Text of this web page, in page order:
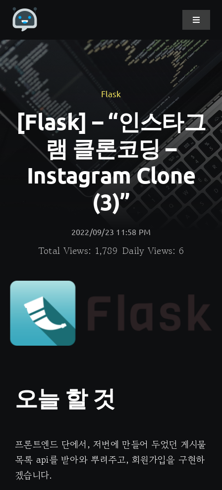
Skip
content
Toggle
Home
About Me
Projects
DevLog
Flask
[Flask] – “인스타그
램 클론코딩 –
Instagram Clone
(3)”
2022/09/23 11:58 PM
Total Views: 1,789 Daily Views: 6
오늘 할 것
프론트엔드 단에서, 저번에 만들어 두었던 게시물
목록 api를 받아와 뿌려주고, 회원가입을 구현하
겠습니다.